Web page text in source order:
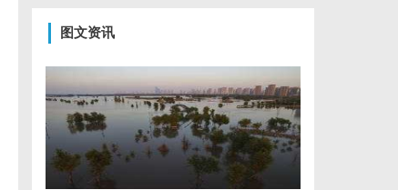
图文资讯